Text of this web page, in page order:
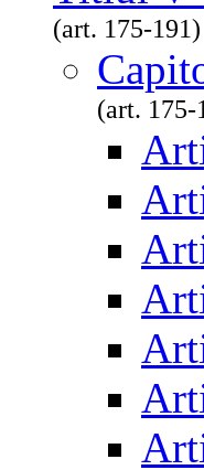
(art. 175-191)
(art. 175-